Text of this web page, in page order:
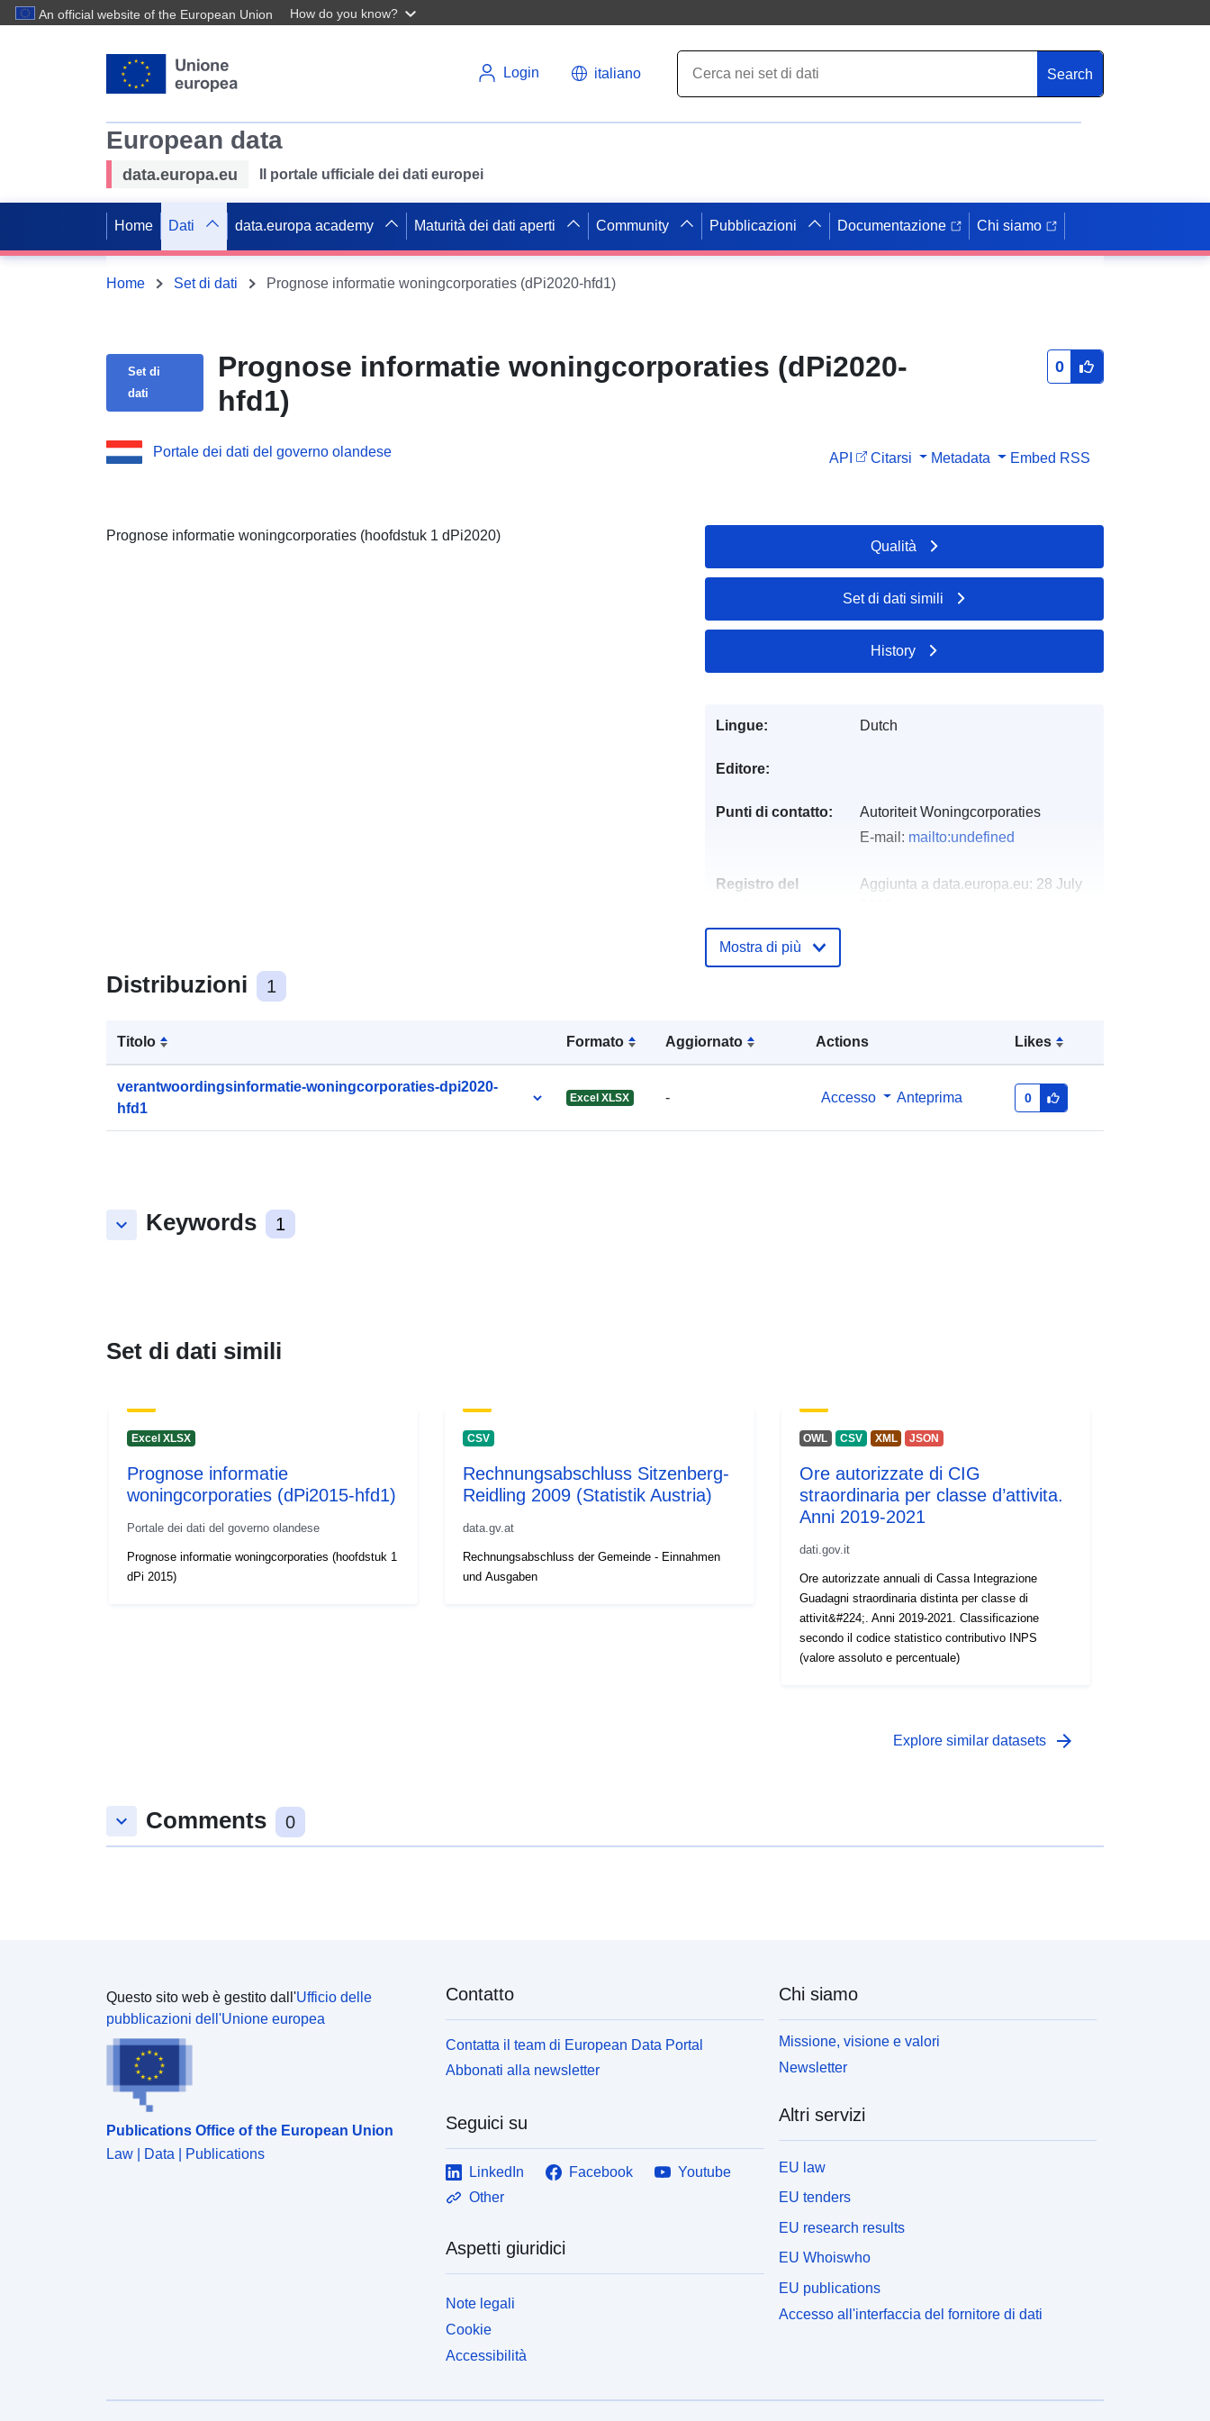
An official website of the European Union How do you know?
Login italiano Search
European data
data.europa.eu Il portale ufficiale dei dati europei
Home Dati data.europa academy Maturità dei dati aperti Community Pubblicazioni Documentazione Chi siamo
Home Set di dati Prognose informatie woningcorporaties (dPi2020-hfd1)
Set di
dati
Prognose informatie woningcorporaties (dPi2020-
hfd1)
0
Portale dei dati del governo olandese API Citarsi Metadata Embed RSS
Prognose informatie woningcorporaties (hoofdstuk 1 dPi2020)
Distribuzioni 1
Titolo Formato Aggiornato Actions Likes
verantwoordingsinformatie-woningcorporaties-dpi2020-
hfd1
Excel XLSX - Accesso Anteprima 0
keyboard_arrow_down Keywords 1
Qualità
Set di dati simili
History
Lingue: Dutch
Editore:
Punti di contatto:
Autoriteit Woningcorporaties
E-mail: mailto:undefined
Registro del
Aggiunta a data.europa.eu: 28 July
woningcorporaties-dpi2020-hfd1
Mostra di più
Set di dati simili
Excel XLSX
Prognose informatie
woningcorporaties (dPi2015-hfd1)
Portale dei dati del governo olandese
Prognose informatie woningcorporaties (hoofdstuk 1
dPi 2015)
CSV
Rechnungsabschluss Sitzenberg-
Reidling 2009 (Statistik Austria)
data.gv.at
Rechnungsabschluss der Gemeinde - Einnahmen
und Ausgaben
OWL CSV XML JSON
Ore autorizzate di CIG
straordinaria per classe d’attivita.
Anni 2019-2021
dati.gov.it
Ore autorizzate annuali di Cassa Integrazione
Guadagni straordinaria distinta per classe di
attivit&#224;. Anni 2019-2021. Classificazione
secondo il codice statistico contributivo INPS
(valore assoluto e percentuale)
Explore similar datasets arrow_forward
keyboard_arrow_down Comments 0
Questo sito web è gestito dall'Ufficio delle
pubblicazioni dell'Unione europea
Publications Office of the European Union
Law | Data | Publications
Contatto
Contatta il team di European Data Portal
Abbonati alla newsletter
Seguici su
LinkedIn Facebook
Youtube
Other
Aspetti giuridici
Note legali
Cookie
Accessibilità
Chi siamo
Missione, visione e valori
Newsletter
Altri servizi
EU law
EU tenders
EU research results
EU Whoiswho
EU publications
Accesso all'interfaccia del fornitore di dati